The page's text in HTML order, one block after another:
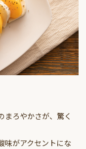
まろやかさが、驚く
味がアクセントにな